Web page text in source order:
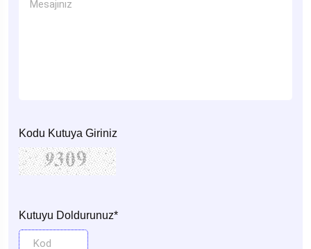
Kodu Kutuya Giriniz
Kutuyu Doldurunuz*